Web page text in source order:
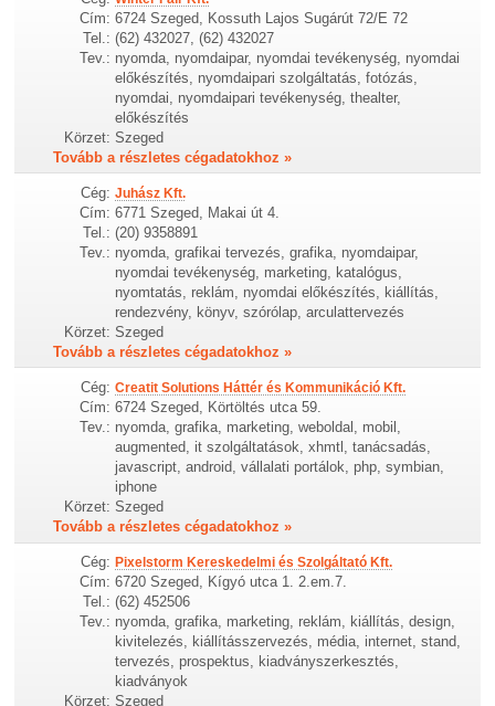
Cím: 6724 Szeged, Kossuth Lajos Sugárút 72/E 72
Tel.: (62) 432027, (62) 432027
Tev.: nyomda, nyomdaipar, nyomdai tevékenység, nyomdai
előkészítés, nyomdaipari szolgáltatás, fotózás,
nyomdai, nyomdaipari tevékenység, thealter,
előkészítés
Körzet: Szeged
Tovább a részletes cégadatokhoz »
Cég: Juhász Kft.
Cím: 6771 Szeged, Makai út 4.
Tel.: (20) 9358891
Tev.: nyomda, grafikai tervezés, grafika, nyomdaipar,
nyomdai tevékenység, marketing, katalógus,
nyomtatás, reklám, nyomdai előkészítés, kiállítás,
rendezvény, könyv, szórólap, arculattervezés
Körzet: Szeged
Tovább a részletes cégadatokhoz »
Cég: Creatit Solutions Háttér és Kommunikáció Kft.
Cím: 6724 Szeged, Körtöltés utca 59.
Tev.: nyomda, grafika, marketing, weboldal, mobil,
augmented, it szolgáltatások, xhmtl, tanácsadás,
javascript, android, vállalati portálok, php, symbian,
iphone
Körzet: Szeged
Tovább a részletes cégadatokhoz »
Cég: Pixelstorm Kereskedelmi és Szolgáltató Kft.
Cím: 6720 Szeged, Kígyó utca 1. 2.em.7.
Tel.: (62) 452506
Tev.: nyomda, grafika, marketing, reklám, kiállítás, design,
kivitelezés, kiállításszervezés, média, internet, stand,
tervezés, prospektus, kiadványszerkesztés,
kiadványok
Körzet: Szeged